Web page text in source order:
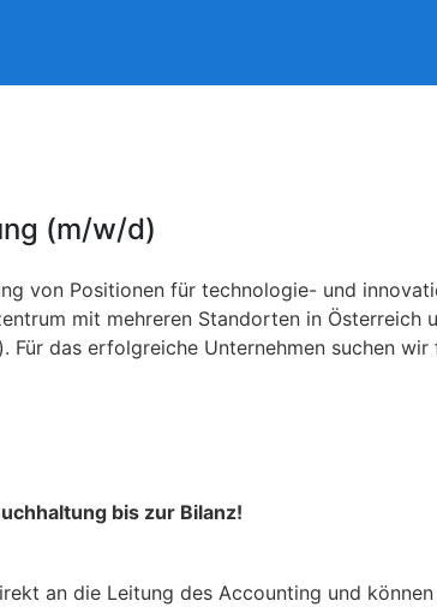
(m/w/d)
von Positionen für technologie- und
mit mehreren Standorten in Österreich
Für das erfolgreiche Unternehmen suchen
bis zur Bilanz!
an die Leitung des Accounting und